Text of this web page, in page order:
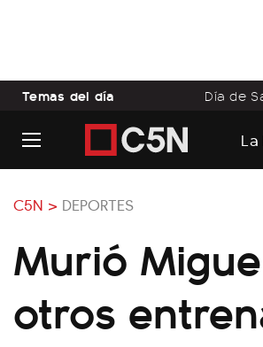
Temas del día Día de
C5N > DEPORTES
Murió
otros